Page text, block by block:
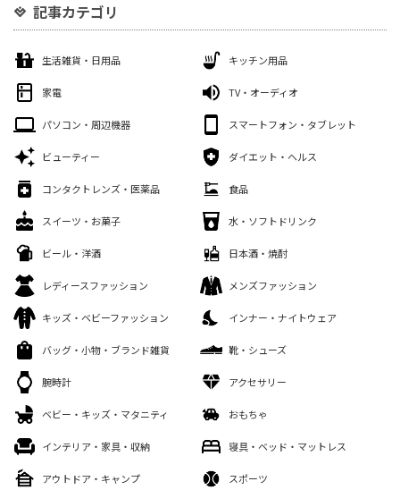
記事カテゴリ
生活雑貨・日用品 キッチン用品
家電 TV・オーディオ
パソコン・周辺機器 スマートフォン・タブレット
ビューティー ダイエット・ヘルス
コンタクトレンズ・医薬品 食品
スイーツ・お菓子 水・ソフトドリンク
ビール・洋酒 日本酒・焼酎
レディースファッション メンズファッション
キッズ・ベビーファッション インナー・ナイトウェア
バッグ・小物・ブランド雑貨 靴・シューズ
腕時計 アクセサリー
ベビー・キッズ・マタニティ おもちゃ
インテリア・家具・収納 寝具・ベッド・マットレス
アウトドア・キャンプ スポーツ